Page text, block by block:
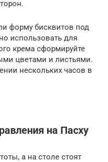
форму бисквитов под
использовать для
крема сформируйте
цветами и листьями.
нескольких часов в
на Пасху
а на столе стоят